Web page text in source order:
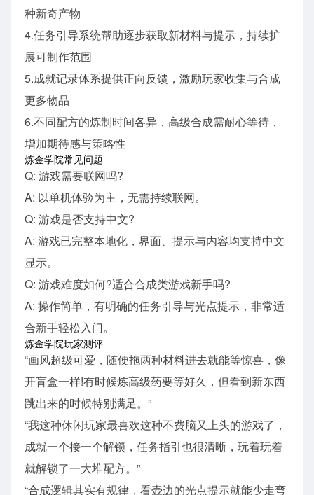
种新奇产物
4.任务引导系统帮助逐步获取新材料与提示，持续扩
展可制作范围
5.成就记录体系提供正向反馈，激励玩家收集与合成
更多物品
6.不同配方的炼制时间各异，高级合成需耐心等待，
增加期待感与策略性
炼金学院常见问题
Q: 游戏需要联网吗?
A: 以单机体验为主，无需持续联网。
Q: 游戏是否支持中文?
A: 游戏已完整本地化，界面、提示与内容均支持中文
显示。
Q: 游戏难度如何?适合合成类游戏新手吗?
A: 操作简单，有明确的任务引导与光点提示，非常适
合新手轻松入门。
炼金学院玩家测评
“画风超级可爱，随便拖两种材料进去就能等惊喜，像
开盲盒一样!有时候炼高级药要等好久，但看到新东西
跳出来的时候特别满足。”
“我这种休闲玩家最喜欢这种不费脑又上头的游戏了，
成就一个接一个解锁，任务指引也很清晰，玩着玩着
就解锁了一大堆配方。”
“合成逻辑其实有规律，看壶边的光点提示就能少走弯